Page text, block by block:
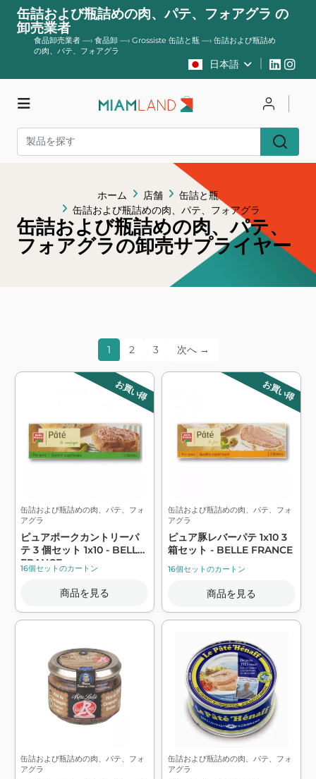
缶詰および瓶詰めの肉、パテ、フォアグラ の
卸売業者
食品卸売業者 —› 食品卸 —› Grossiste 缶詰と瓶 —›缶詰および瓶詰め
の肉、パテ、フォアグラ
日本語
ホーム 店舗
缶詰と瓶
缶詰および瓶詰めの肉、パテ、フォアグラ
缶詰および瓶詰めの肉、パテ、
フォアグラの卸売サプライヤー
1 2 3 次へ →
お買い得
缶詰および瓶詰めの肉、パテ、フォ
アグラ
ピュアポークカントリーパ
テ 3 個セット 1x10 - BELLE
FRANCE
16個セットのカートン
商品を見る
お買い得
缶詰および瓶詰めの肉、パテ、フォ
アグラ
ピュア豚レバーパテ 1x10 3
箱セット - BELLE FRANCE
16個セットのカートン
商品を見る
缶詰および瓶詰めの肉、パテ、フォ
アグラ
缶詰および瓶詰めの肉、パテ、フォ
アグラ
店舗 ログイン 登録する